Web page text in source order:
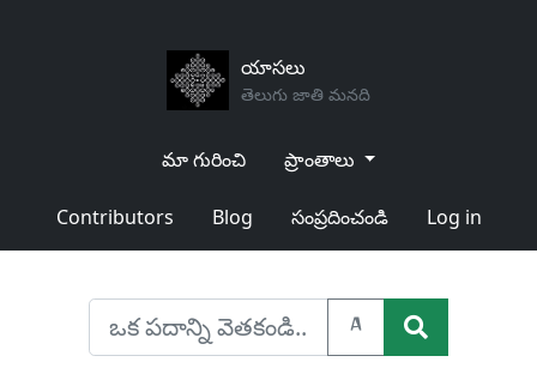
యాసలు
తెలుగు జాతి మనది
మా గురించి ప్రాంతాలు
Contributors Blog సంప్రదించండి Log in
A